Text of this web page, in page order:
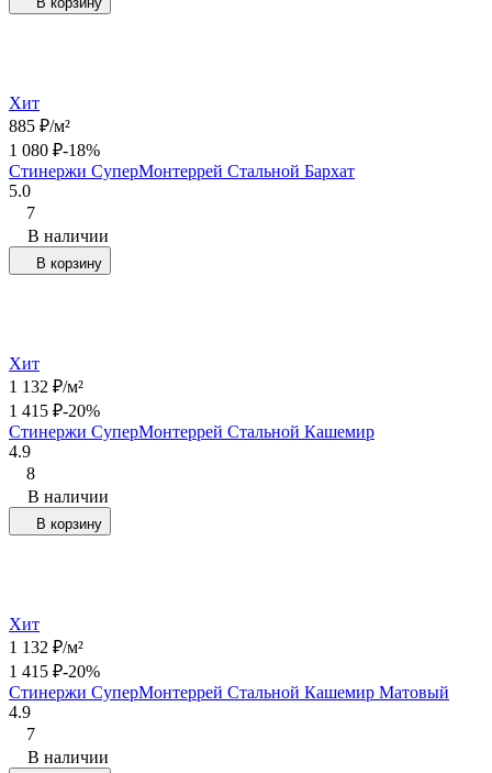
Хит
885 ₽/м²
1 080 ₽-18%
Стинержи СуперМонтеррей Стальной Бархат
5.0
7
В наличии
В корзину
Хит
1 132 ₽/м²
1 415 ₽-20%
Стинержи СуперМонтеррей Стальной Кашемир
4.9
8
В наличии
В корзину
Хит
1 132 ₽/м²
1 415 ₽-20%
Стинержи СуперМонтеррей Стальной Кашемир Матовый
4.9
7
В наличии